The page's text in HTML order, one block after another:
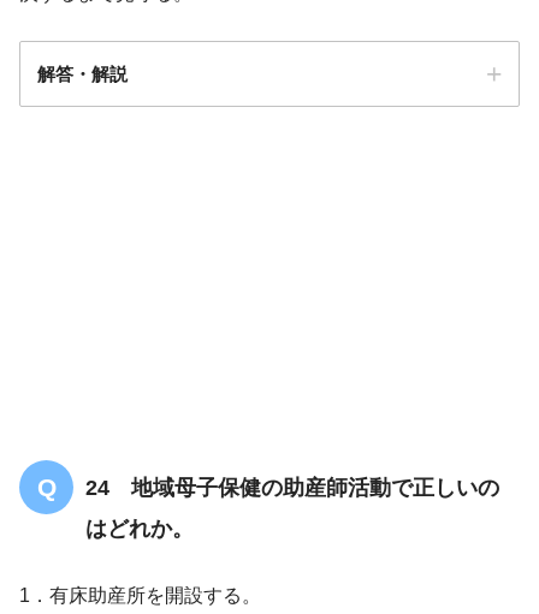
解答・解説
社会性の発達とともに自我の芽生えが見られる時期で
24 地域母子保健の助産師活動で正しいの
はどれか。
1．有床助産所を開設する。